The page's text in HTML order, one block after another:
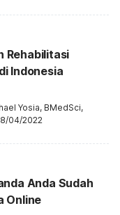
Rehabilitasi
Indonesia
Yosia, BMedSci,
04/2022
Anda Sudah
Online